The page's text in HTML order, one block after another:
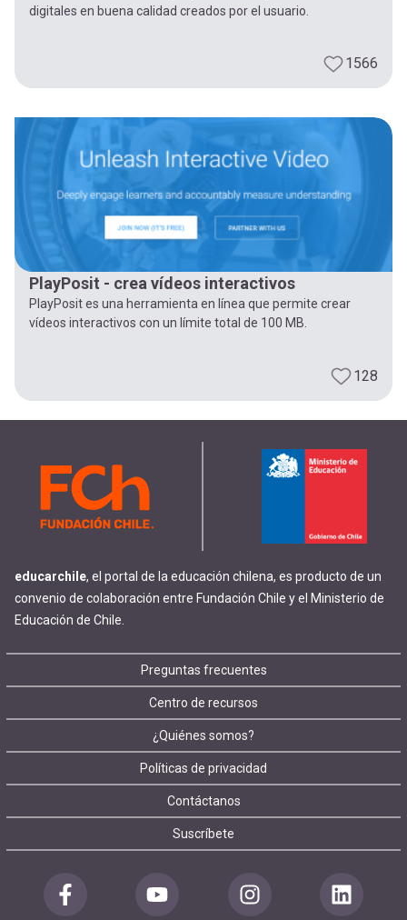
digitales en buena calidad creados por el usuario.
1566
PlayPosit - crea vídeos interactivos
PlayPosit es una herramienta en línea que permite crear
vídeos interactivos con un límite total de 100 MB.
128
educarchile, el portal de la educación chilena, es producto de un
convenio de colaboración entre Fundación Chile y el Ministerio de
Educación de Chile.
Footer
menu
Preguntas frecuentes
Centro de recursos
¿Quiénes somos?
Políticas de privacidad
Contáctanos
Suscríbete
Redes